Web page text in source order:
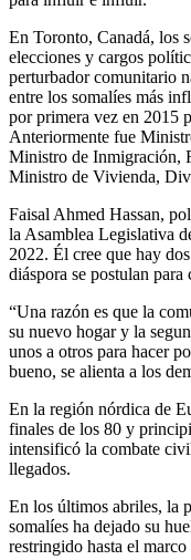
En Toronto, Canadá, los
elecciones y cargos
perturbador comunitario
entre los somalíes más
por primera vez en 2015
Anteriormente fue
Ministro de Inmigración,
Ministro de Vivienda,
Faisal Ahmed Hassan,
la Asamblea Legislativa
2022. Él cree que hay
diáspora se postulan para
“Una razón es que la
su nuevo hogar y la
unos a otros para hacer
bueno, se alienta a los
En la región nórdica de
finales de los 80 y
intensificó la combate
llegados.
En los últimos abriles, la
somalíes ha dejado su
restringido hasta el marco